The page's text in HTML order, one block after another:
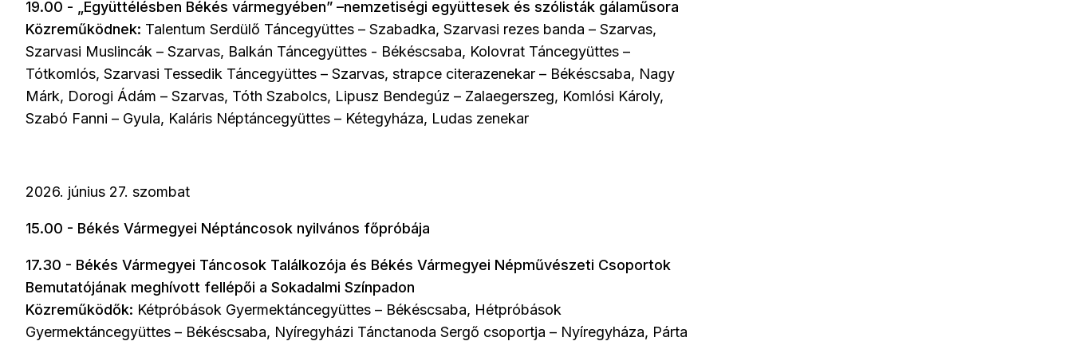
19.00 - „Együttélésben Békés vármegyében” –nemzetiségi együttesek és szólisták gálaműsora
Közreműködnek: Talentum Serdülő Táncegyüttes – Szabadka, Szarvasi rezes banda – Szarvas,
Szarvasi Muslincák – Szarvas, Balkán Táncegyüttes - Békéscsaba, Kolovrat Táncegyüttes –
Tótkomlós, Szarvasi Tessedik Táncegyüttes – Szarvas, strapce citerazenekar – Békéscsaba, Nagy
Márk, Dorogi Ádám – Szarvas, Tóth Szabolcs, Lipusz Bendegúz – Zalaegerszeg, Komlósi Károly,
Szabó Fanni – Gyula, Kaláris Néptáncegyüttes – Kétegyháza, Ludas zenekar
2026. június 27. szombat
15.00 - Békés Vármegyei Néptáncosok nyilvános főpróbája
17.30 - Békés Vármegyei Táncosok Találkozója és Békés Vármegyei Népművészeti Csoportok
Bemutatójának meghívott fellépői a Sokadalmi Színpadon
Közreműködők: Kétpróbások Gyermektáncegyüttes – Békéscsaba, Hétpróbások
Gyermektáncegyüttes – Békéscsaba, Nyíregyházi Tánctanoda Sergő csoportja – Nyíregyháza, Párta